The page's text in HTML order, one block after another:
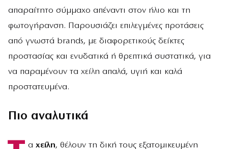
απαραίτητο σύμμαχο απέναντι στον ήλιο και τη
φωτογήρανση. Παρουσιάζει επιλεγμένες προτάσεις
από γνωστά brands, με διαφορετικούς δείκτες
προστασίας και ενυδατικά ή θρεπτικά συστατικά, για
να παραμένουν τα χείλη απαλά, υγιή και καλά
προστατευμένα.
Πιο αναλυτικά
α χείλη, θέλουν τη δική τους εξατομικευμένη